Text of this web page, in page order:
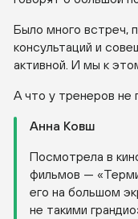
Было много встреч,
консультаций и
активной. И мы к
А что у тренеров не
Анна Ковш
Посмотрела в
фильмов —
его на большом
не такими